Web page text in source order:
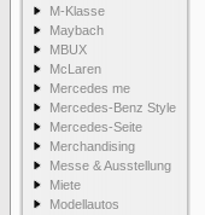
M-Klasse
Maybach
MBUX
McLaren
Mercedes me
Mercedes-Benz Style
Mercedes-Seite
Merchandising
Messe & Ausstellung
Miete
Modellautos